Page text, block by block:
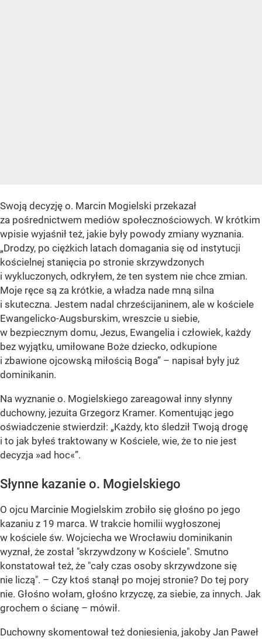
Swoją decyzję o. Marcin Mogielski przekazał
za pośrednictwem mediów społecznościowych. W krótkim
wpisie wyjaśnił też, jakie były powody zmiany wyznania.
„Drodzy, po ciężkich latach domagania się od instytucji
kościelnej stanięcia po stronie skrzywdzonych
i wykluczonych, odkryłem, że ten system nie chce zmian.
Moje ręce są za krótkie, a władza nade mną silna
i skuteczna. Jestem nadal chrześcijaninem, ale w kościele
Ewangelicko-Augsburskim, wreszcie u siebie,
w bezpiecznym domu, Jezus, Ewangelia i człowiek, każdy
bez wyjątku, umiłowane Boże dziecko, odkupione
i zbawione ojcowską miłością Boga” – napisał były już
dominikanin.
Na wyznanie o. Mogielskiego zareagował inny słynny
duchowny, jezuita Grzegorz Kramer. Komentując jego
oświadczenie stwierdził: „Każdy, kto śledził Twoją drogę
i to jak byłeś traktowany w Kościele, wie, że to nie jest
decyzja »ad hoc«”.
Słynne kazanie o. Mogielskiego
O ojcu Marcinie Mogielskim zrobiło się głośno po jego
kazaniu z 19 marca. W trakcie homilii wygłoszonej
w kościele św. Wojciecha we Wrocławiu dominikanin
wyznał, że został "skrzywdzony w Kościele". Smutno
konstatował też, że "cały czas osoby skrzywdzone się
nie liczą". – Czy ktoś stanął po mojej stronie? Do tej pory
nie. Głośno wołam, głośno krzyczę, za siebie, za innych. Jak
grochem o ścianę – mówił.
Duchowny skomentował też doniesienia, jakoby Jan Paweł